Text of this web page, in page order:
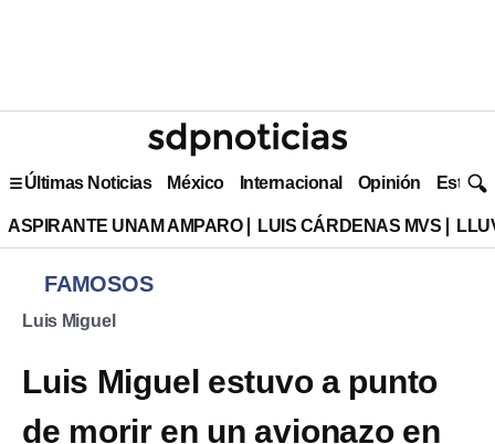
Últimas Noticias México Internacional Opinión Estilo
ASPIRANTE UNAM AMPARO LUIS CÁRDENAS MVS
FAMOSOS
Luis Miguel
Luis Miguel estuvo a punto
de morir en un avionazo en